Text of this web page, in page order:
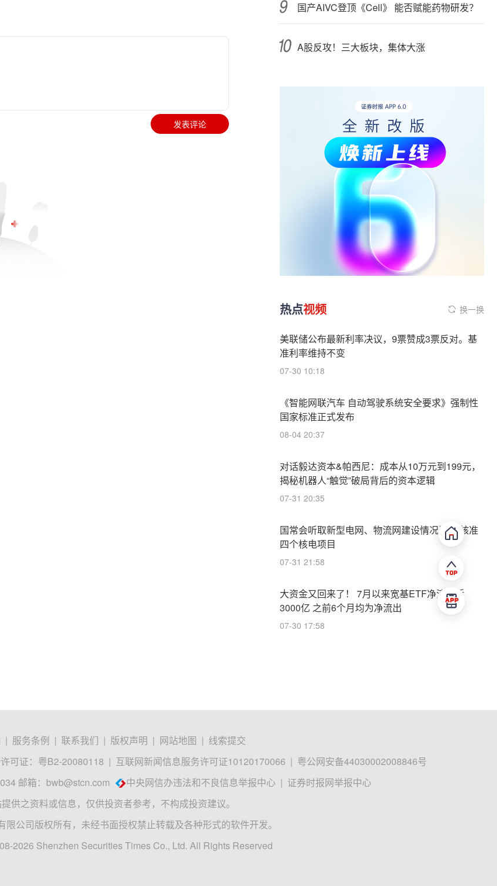
发表评论
国产AIVC登顶《Cell》 能否赋能药物研发？
A股反攻！三大板块，集体大涨
热点视频 换一换
美联储公布最新利率决议，9票赞成3票反对。基
准利率维持不变
07-30 10:18
《智能网联汽车 自动驾驶系统安全要求》强制性
国家标准正式发布
08-04 20:37
对话毅达资本&帕西尼：成本从10万元到199元，
揭秘机器人“触觉”破局背后的资本逻辑
07-31 20:35
国常会听取新型电网、物流网建设情况汇报 核准
四个核电项目
07-31 21:58
大资金又回来了！ 7月以来宽基ETF净流入近
3000亿 之前6个月均为净流出
07-30 17:58
| 服务条例 | 联系我们 | 版权声明 | 网站地图 | 线索提交
可证：粤B2-20080118 | 互联网新闻信息服务许可证10120170066 | 粤公网安备44030002008846号
邮箱： bwb@stcn.com 中央网信办违法和不良信息举报中心 | 证券时报网举报中心
供之资料或信息，仅供投资者参考，不构成投资建议。
限公司版权所有，未经书面授权禁止转载及各种形式的软件开发。
2026 Shenzhen Securities Times Co., Ltd. All Rights Reserved